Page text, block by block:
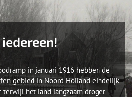
in januari 1916 hebben de
gebied in Noord-Holland eindelijk
terwijl het land langzaam droger